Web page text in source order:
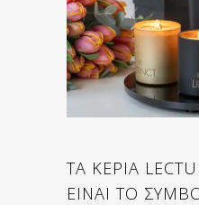
ΤΑ ΚΕΡΙΑ
ΕΙΝΑΙ ΤΟ